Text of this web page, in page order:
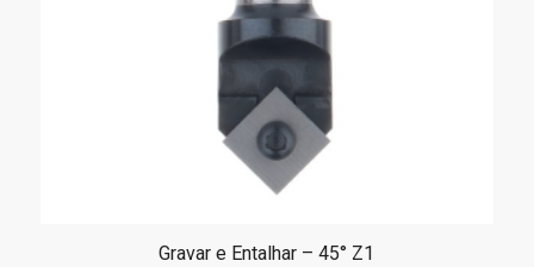
Gravar e Entalhar – 45° Z1